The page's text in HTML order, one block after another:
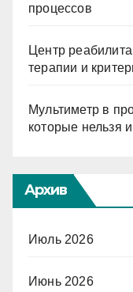
процессов
Центр
терапии и
Мультиметр в
которые нельзя
Архив
Июль 2026
Июнь 2026